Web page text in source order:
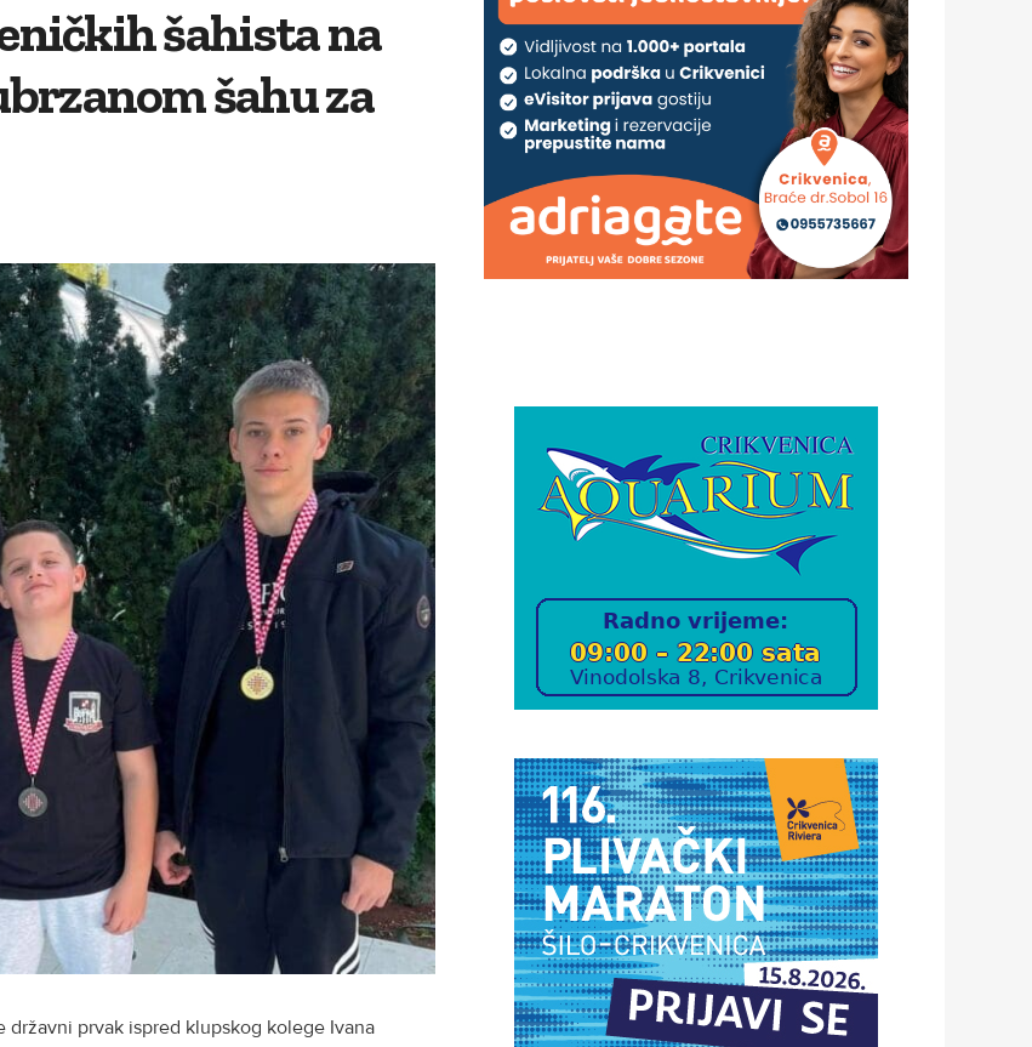
šahista na
šahu za
državni prvak ispred klupskog kolege Ivana